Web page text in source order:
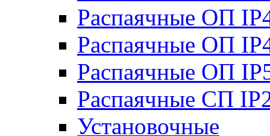
Распаячные ОП
Распаячные ОП
Распаячные ОП
Распаячные СП
Установочные